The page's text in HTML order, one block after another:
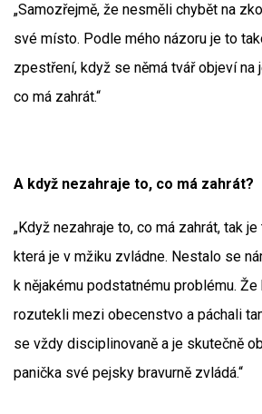
„Samozřejmě, že nesměli chybět na
své místo. Podle mého názoru je to
zpestření, když se němá tvář objeví na
co má zahrát.“
A když nezahraje to, co má zahrát?
„Když nezahraje to, co má zahrát, tak
která je v mžiku zvládne. Nestalo se
k nějakému podstatnému problému.
rozutekli mezi obecenstvo a páchali
se vždy disciplinovaně a je skutečně
panička své pejsky bravurně zvládá.“